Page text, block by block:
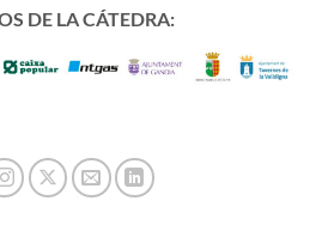
DE LA CÁTEDRA: